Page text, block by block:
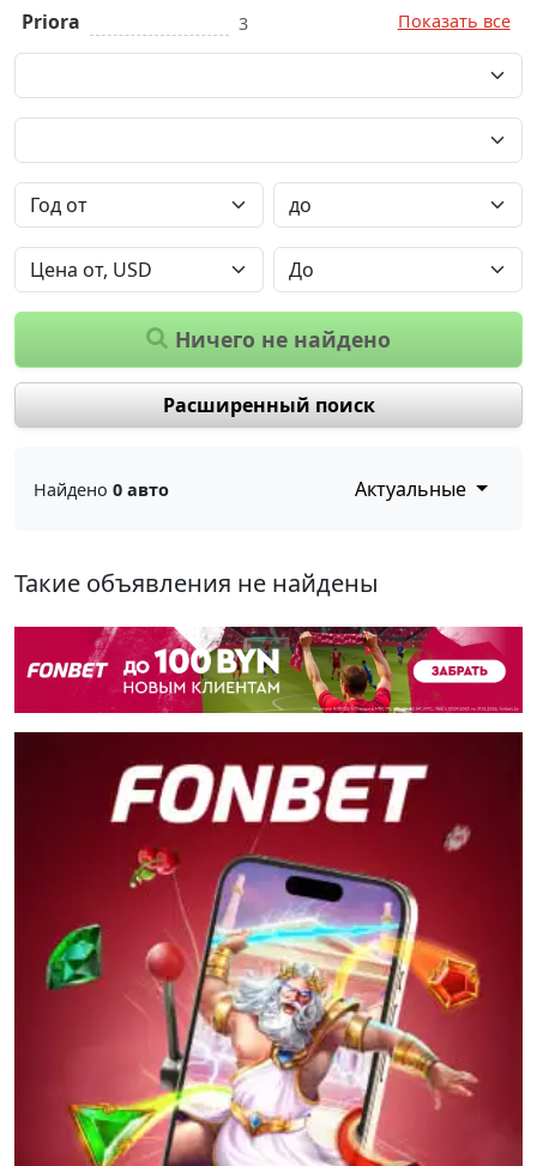
Priora 3
Показать все
Ничего не найдено
Расширенный поиск
Найдено 0 авто Актуальные
Такие объявления не найдены